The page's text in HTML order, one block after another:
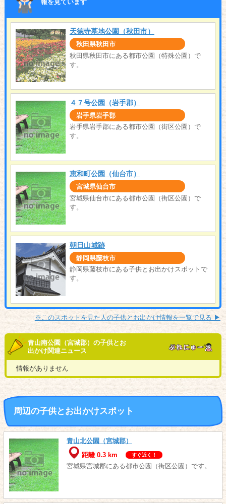
報を見ています
天徳寺墓地公園（秋田市）
秋田県秋田市
秋田県秋田市にある都市公園（特殊公園）で
す。
４７号公園（岩手郡）
岩手県岩手郡
岩手県岩手郡にある都市公園（街区公園）で
す。
恵和町公園（仙台市）
宮城県仙台市
宮城県仙台市にある都市公園（街区公園）で
す。
朝日山城跡
静岡県藤枝市
静岡県藤枝市にある子供とお出かけスポットで
す。
※このスポットを見た人の子供とお出かけ情報を一覧で見る ▶︎
青山南公園（宮城郡）の子供とお
出かけ関連ニュース
情報がありません
周辺の子供とお出かけスポット
青山北公園（宮城郡）
距離 0.3 km
すぐ近く！
宮城県宮城郡にある都市公園（街区公園）です。